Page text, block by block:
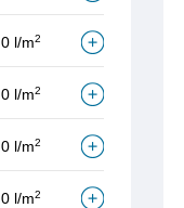
0 l/m2
0 l/m2
0 l/m2
0 l/m2